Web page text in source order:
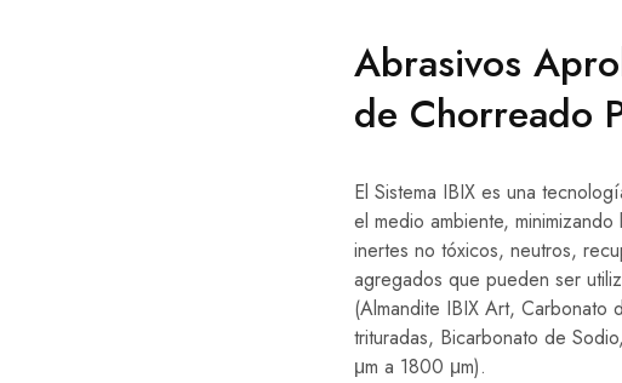
Abrasivos
de Chorreado
El Sistema IBIX es una
el medio ambiente,
inertes no tóxicos, neutros,
agregados que pueden ser
(Almandite IBIX Art, Carbonato
trituradas, Bicarbonato de
μm a 1800 μm).